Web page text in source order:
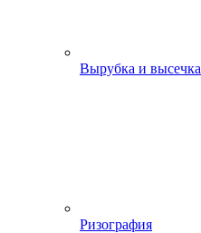
Вырубка и высечка
Ризография